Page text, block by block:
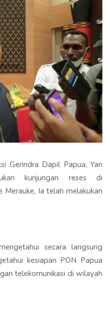
Gerindra Dapil Papua, Yan
kunjungan reses di
Merauke, Ia telah melakukan
secara langsung
kesiapan PON Papua
telekomunikasi di wilayah